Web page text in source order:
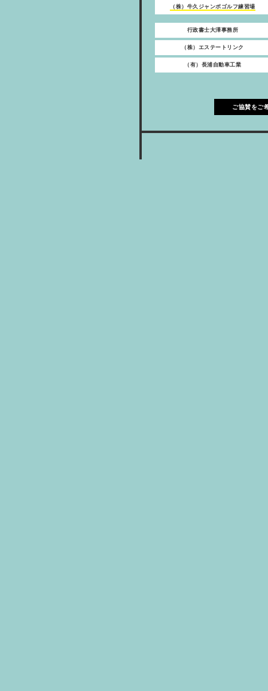
（株）牛久ジャンボゴルフ練習場
行政書士大澤事務所
（株）エステートリンク
（有）長浦自動車工業
ご協賛をご